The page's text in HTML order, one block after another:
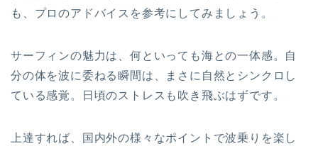
も、プロのアドバイスを参考にしてみましょう。
サーフィンの魅力は、何といっても海との一体感。自
分の体を波に委ねる瞬間は、まさに自然とシンクロし
ている感覚。日頃のストレスも吹き飛ぶはずです。
上達すれば、国内外の様々なポイントで波乗りを楽し